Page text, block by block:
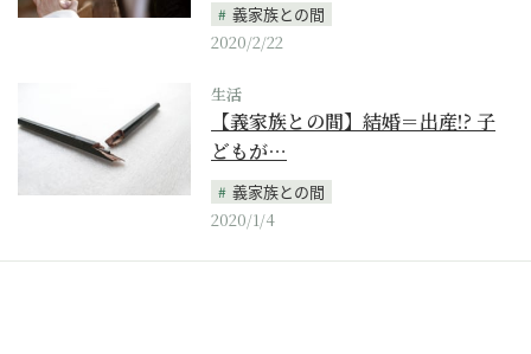
義家族との間
2020/2/22
生活
【義家族との間】結婚＝出産!? 子
どもが…
義家族との間
2020/1/4